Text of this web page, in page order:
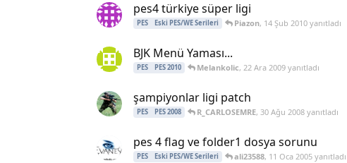
pes4 türkiye süper ligi
PES Eski PES/WE Serileri Piazon, 14 Şub 2010yanıtladı
BJK Menü Yaması...
PES PES 2010 Melankolic, 22 Ara 2009yanıtladı
şampiyonlar ligi patch
PES PES 2008 R_CARLOSEMRE, 30 Ağu 2008yanıtladı
pes 4 flag ve folder1 dosya sorunu
PES Eski PES/WE Serileri ali23588, 11 Oca 2005yanıtladı